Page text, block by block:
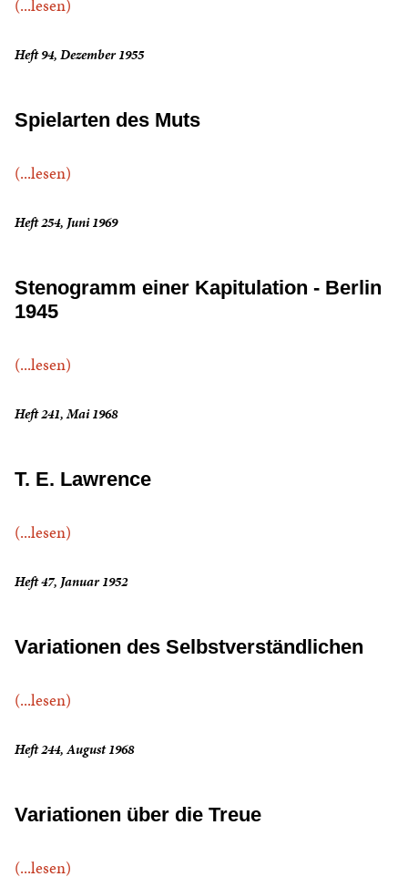
(...lesen)
Heft 94, Dezember 1955
Spielarten des Muts
(...lesen)
Heft 254, Juni 1969
Stenogramm einer Kapitulation - Berlin
1945
(...lesen)
Heft 241, Mai 1968
T. E. Lawrence
(...lesen)
Heft 47, Januar 1952
Variationen des Selbstverständlichen
(...lesen)
Heft 244, August 1968
Variationen über die Treue
(...lesen)